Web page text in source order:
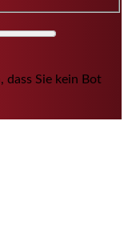
dass Sie kein Bot